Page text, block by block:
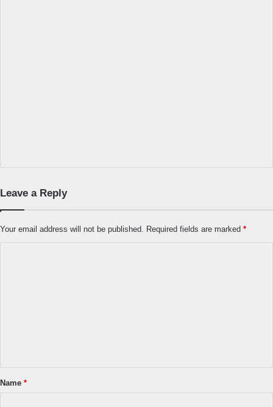
Leave a Reply
Your email address will not be published. Required fields are marked *
*Name *